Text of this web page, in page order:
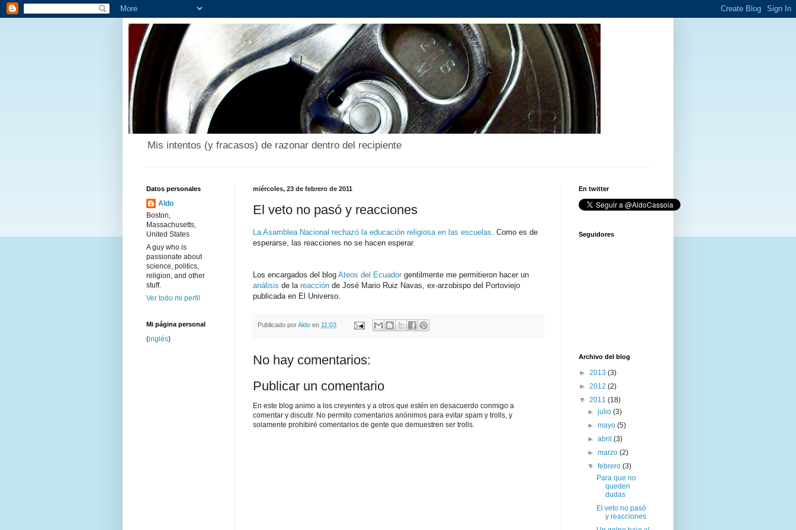
Mis intentos (y fracasos) de razonar dentro del recipiente
miércoles, 23 de febrero de 2011
El veto no pasó y reacciones
La Asamblea Nacional rechazó la educación religiosa en las escuelas. Como es de
esperarse, las reacciones no se hacen esperar.
Los encargados del blog Ateos del Ecuador gentilmente me permitieron hacer un
análisis de la reacción de José Mario Ruiz Navas, ex-arzobispo del Portoviejo
publicada en El Universo.
Publicado porAldo en 11:03
No hay comentarios:
Publicar un comentario
En este blog animo a los creyentes y a otros que estén en desacuerdo conmigo a
comentar y discutir. No permito comentarios anónimos para evitar spam y trolls, y
solamente prohibiré comentarios de gente que demuestren ser trolls.
Datos personales
Aldo
Boston,
Massachusetts,
United States
A guy who is
passionate about
science, politics,
religion, and other
stuff.
Ver todo mi perfil
Mi página personal
(inglés)
En twitter
Seguidores
Archivo del blog
► 2013 (3)
► 2012 (2)
▼ 2011 (18)
►julio(3)
►mayo(5)
►abril(3)
►marzo(2)
▼febrero(3)
Para que no
queden
dudas
El veto no pasó
y reacciones